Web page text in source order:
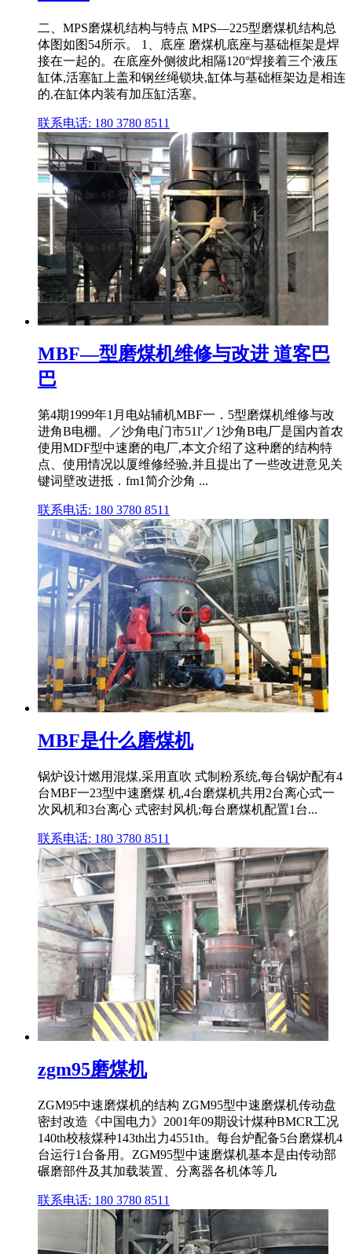
二、MPS磨煤机结构与特点 MPS—225型磨煤机结构总
体图如图54所示。 1、底座 磨煤机底座与基础框架是焊
接在一起的。在底座外侧彼此相隔120°焊接着三个液压
缸体,活塞缸上盖和钢丝绳锁块,缸体与基础框架边是相连
的,在缸体内装有加压缸活塞。
联系电话: 180 3780 8511
MBF—型磨煤机维修与改进 道客巴
巴
第4期1999年1月电站辅机MBF一．5型磨煤机维修与改
进角B电棚。／沙角电门市51l'／1沙角B电厂是国内首农
使用MDF型中速磨的电厂,本文介绍了这种磨的结构特
点、使用情况以厦维修经验,并且提出了一些改进意见关
键词壁改进抵．fm1简介沙角 ...
联系电话: 180 3780 8511
MBF是什么磨煤机
锅炉设计燃用混煤,采用直吹 式制粉系统,每台锅炉配有4
台MBF一23型中速磨煤 机,4台磨煤机共用2台离心式一
次风机和3台离心 式密封风机;每台磨煤机配置1台...
联系电话: 180 3780 8511
zgm95磨煤机
ZGM95中速磨煤机的结构 ZGM95型中速磨煤机传动盘
密封改造《中国电力》2001年09期设计煤种BMCR工况
140th校核煤种143th出力4551th。每台炉配备5台磨煤机4
台运行1台备用。ZGM95型中速磨煤机基本是由传动部
碾磨部件及其加载装置、分离器各机体等几
联系电话: 180 3780 8511